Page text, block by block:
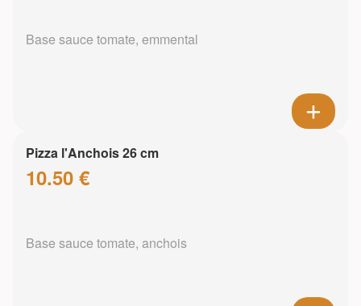
Base sauce tomate, emmental
Pizza l'Anchois 26 cm
10.50 €
Base sauce tomate, anchois